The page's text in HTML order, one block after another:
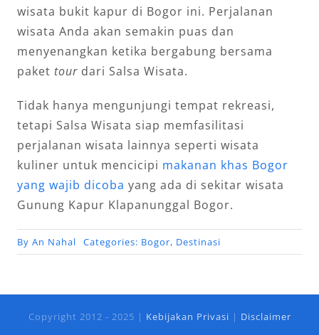
wisata bukit kapur di Bogor ini. Perjalanan
wisata Anda akan semakin puas dan
menyenangkan ketika bergabung bersama
paket tour dari Salsa Wisata.
Tidak hanya mengunjungi tempat rekreasi,
tetapi Salsa Wisata siap memfasilitasi
perjalanan wisata lainnya seperti wisata
kuliner untuk mencicipi makanan khas Bogor
yang wajib dicoba yang ada di sekitar wisata
Gunung Kapur Klapanunggal Bogor.
By An Nahal Categories: Bogor, Destinasi
Copyright 2012 - 2025 | Kebijakan Privasi | Disclaimer